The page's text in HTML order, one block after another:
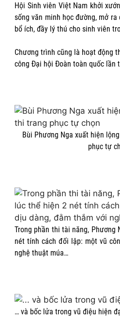
Hội Sinh viên Việt Nam khởi
sống văn minh học đường, mở
bổ ích, đầy lý thú cho sinh viên
Chương trình cũng là hoạt động
công Đại hội Đoàn toàn quốc lần
Bùi Phương Nga xuất hiện
phục tự
Trong phần thi tài năng, Phương
nét tính cách đối lập: một vũ
nghệ thuật múa…
… và bốc lửa trong vũ điệu hiện